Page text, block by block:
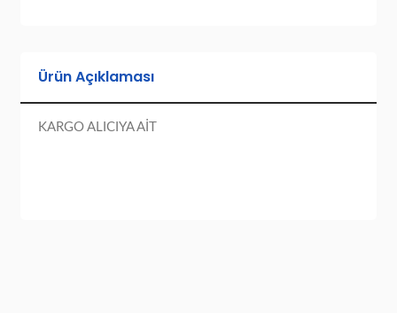
Ürün Açıklaması
KARGO ALICIYA AİT